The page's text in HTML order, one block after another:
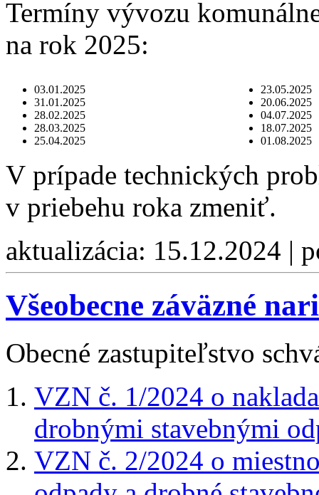
Termíny vývozu
na rok 2025:
03.01.2025
31.01.2025
28.02.2025
28.03.2025
25.04.2025
23.05.2025
20.06.2025
04.07.2025
18.07.2025
01.08.2025
V prípade technických
v priebehu roka zmeniť.
aktualizácia: 15.12.2024 |
Všeobecne záväzné
Obecné zastupiteľstvo
VZN č. 1/2024 o
drobnými stavebnými
VZN č. 2/2024 o